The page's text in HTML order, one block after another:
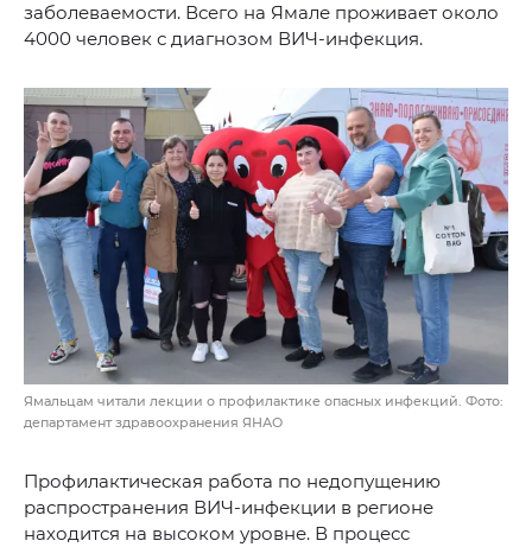
заболеваемости. Всего на Ямале проживает около
4000 человек с диагнозом ВИЧ-инфекция.
Ямальцам читали лекции о профилактике опасных инфекций. Фото:
департамент здравоохранения ЯНАО
Профилактическая работа по недопущению
распространения ВИЧ-инфекции в регионе
находится на высоком уровне. В процесс